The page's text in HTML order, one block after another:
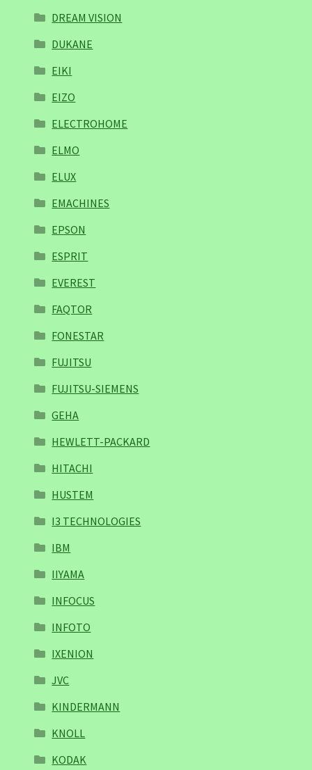
DREAM VISION
DUKANE
EIKI
EIZO
ELECTROHOME
ELMO
ELUX
EMACHINES
EPSON
ESPRIT
EVEREST
FAQTOR
FONESTAR
FUJITSU
FUJITSU-SIEMENS
GEHA
HEWLETT-PACKARD
HITACHI
HUSTEM
I3 TECHNOLOGIES
IBM
IIYAMA
INFOCUS
INFOTO
IXENION
JVC
KINDERMANN
KNOLL
KODAK